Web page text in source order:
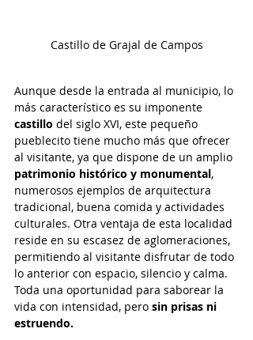
Castillo de Grajal de Campos
Aunque desde la entrada al municipio, lo
más característico es su imponente
castillo del siglo XVI, este pequeño
pueblecito tiene mucho más que ofrecer
al visitante, ya que dispone de un amplio
patrimonio histórico y monumental,
numerosos ejemplos de arquitectura
tradicional, buena comida y actividades
culturales. Otra ventaja de esta localidad
reside en su escasez de aglomeraciones,
permitiendo al visitante disfrutar de todo
lo anterior con espacio, silencio y calma.
Toda una oportunidad para saborear la
vida con intensidad, pero sin prisas ni
estruendo.